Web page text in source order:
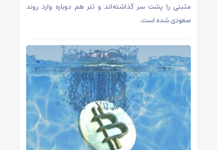
مثبتی را پشت سر گذاشته‌اند و تتر هم دوباره وارد روند
صعودی شده است.